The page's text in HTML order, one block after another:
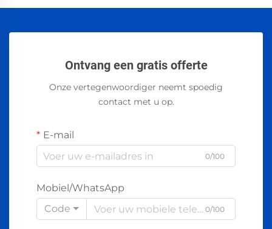
Ontvang een gratis offerte
Onze vertegenwoordiger neemt spoedig
contact met u op.
E-mail
0/100
Mobiel/WhatsApp
Code
0/100